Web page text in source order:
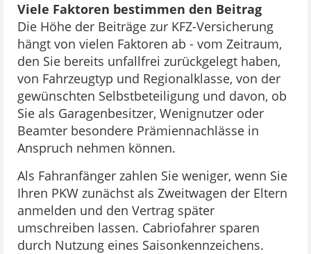
Viele Faktoren bestimmen den Beitrag
Die Höhe der Beiträge zur KFZ-Versicherung
hängt von vielen Faktoren ab - vom Zeitraum,
den Sie bereits unfallfrei zurückgelegt haben,
von Fahrzeugtyp und Regionalklasse, von der
gewünschten Selbstbeteiligung und davon, ob
Sie als Garagenbesitzer, Wenignutzer oder
Beamter besondere Prämiennachlässe in
Anspruch nehmen können.
Als Fahranfänger zahlen Sie weniger, wenn Sie
Ihren PKW zunächst als Zweitwagen der Eltern
anmelden und den Vertrag später
umschreiben lassen. Cabriofahrer sparen
durch Nutzung eines Saisonkennzeichens.